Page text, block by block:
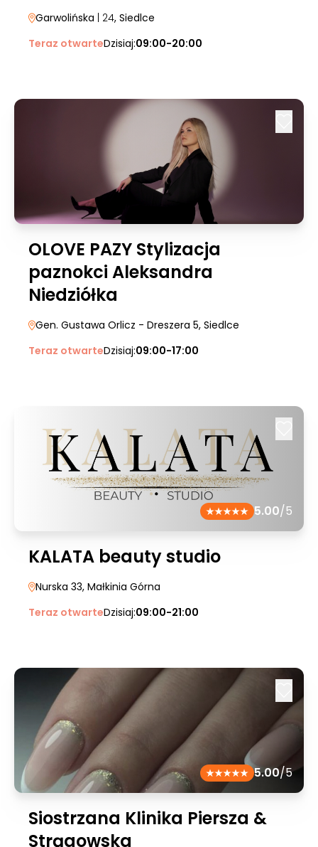
Garwolińska | 24, Siedlce
Teraz otwarteDzisiaj:09:00-20:00
OLOVE PAZY Stylizacja
paznokci Aleksandra
Niedziółka
Gen. Gustawa Orlicz - Dreszera 5, Siedlce
Teraz otwarteDzisiaj:09:00-17:00
5.00/5
KALATA beauty studio
Nurska 33, Małkinia Górna
Teraz otwarteDzisiaj:09:00-21:00
5.00/5
Siostrzana Klinika Piersza &
Strągowska